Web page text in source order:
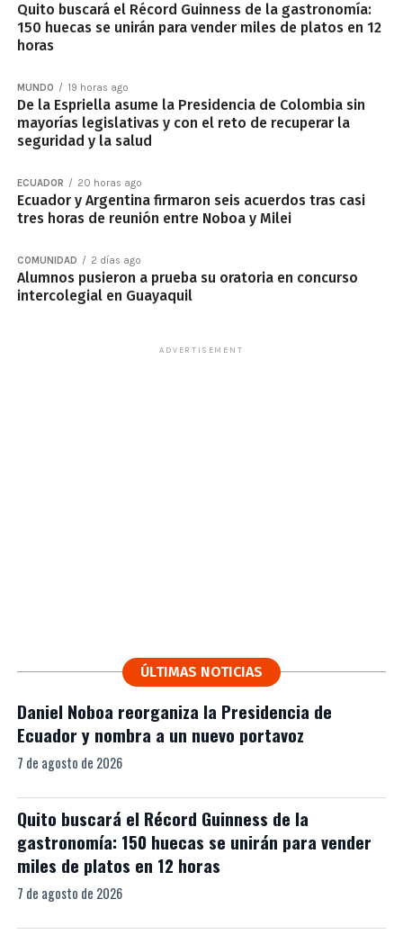
Quito buscará el Récord Guinness de la gastronomía:
150 huecas se unirán para vender miles de platos en 12
horas
MUNDO 19 horas ago
De la Espriella asume la Presidencia de Colombia sin
mayorías legislativas y con el reto de recuperar la
seguridad y la salud
ECUADOR 20 horas ago
Ecuador y Argentina firmaron seis acuerdos tras casi
tres horas de reunión entre Noboa y Milei
COMUNIDAD 2 días ago
Alumnos pusieron a prueba su oratoria en concurso
intercolegial en Guayaquil
ADVERTISEMENT
ÚLTIMAS NOTICIAS
Daniel Noboa reorganiza la Presidencia de
Ecuador y nombra a un nuevo portavoz
7 de agosto de 2026
Quito buscará el Récord Guinness de la
gastronomía: 150 huecas se unirán para vender
miles de platos en 12 horas
7 de agosto de 2026